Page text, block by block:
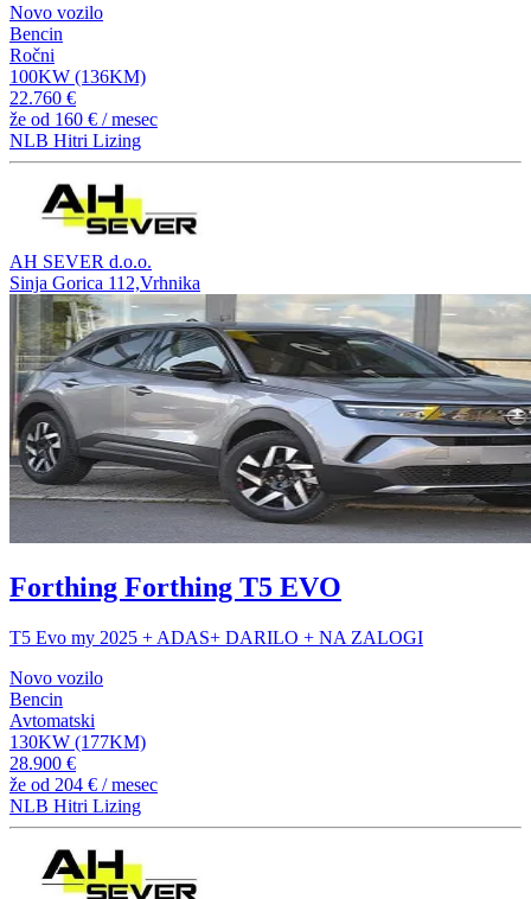
Novo vozilo
Bencin
Ročni
100KW (136KM)
22.760 €
že od 160 € / mesec
NLB Hitri Lizing
AH SEVER d.o.o.
Sinja Gorica 112,Vrhnika
Forthing Forthing T5 EVO
T5 Evo my 2025 + ADAS+ DARILO + NA ZALOGI
Novo vozilo
Bencin
Avtomatski
130KW (177KM)
28.900 €
že od 204 € / mesec
NLB Hitri Lizing